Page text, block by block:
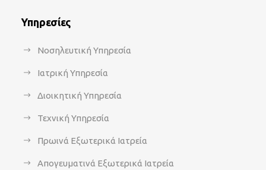
Υπηρεσίες
Νοσηλευτική Υπηρεσία
Ιατρική Υπηρεσία
Διοικητική Υπηρεσία
Τεχνική Υπηρεσία
Πρωινά Εξωτερικά Ιατρεία
Απογευματινά Εξωτερικά Ιατρεία